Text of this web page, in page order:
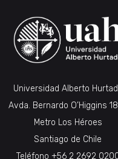
Universidad Alberto
Avda. Bernardo O’Higgins
Metro Los Héroes
Santiago de Chile
Teléfono +56 2 2692